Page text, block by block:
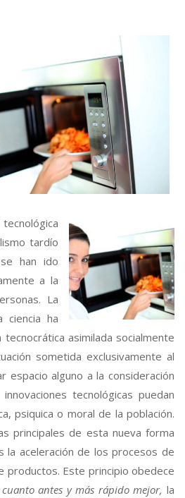
tardío
han ido
a la
La
ciencia ha
asimilada socialmente
sometida exclusivamente al
espacio alguno a la consideración
tecnológicas puedan
psiquica o moral de la población.
principales de esta nueva forma
la aceleración de los procesos de
productos. Este principio obedece
cuanto antes y más rápido mejor,la